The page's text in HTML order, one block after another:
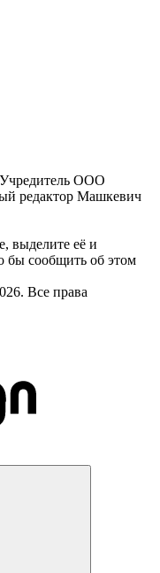
ООО
редактор Машкевич
выделите её и
сообщить об этом
Все права